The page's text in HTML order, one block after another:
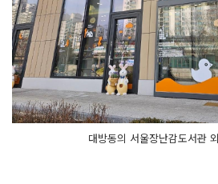
대방동의 서울장난감도서관